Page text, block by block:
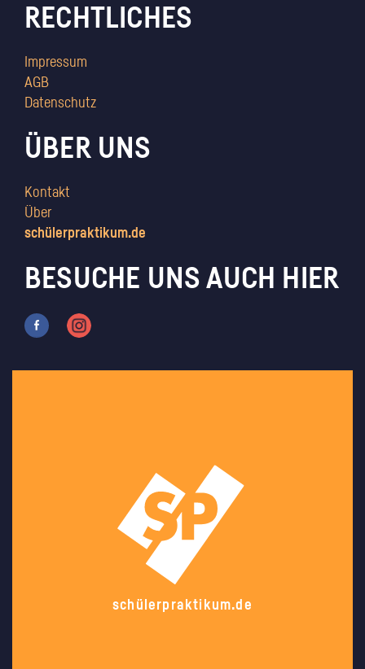
RECHTLICHES
Impressum
AGB
Datenschutz
ÜBER UNS
Kontakt
Über
schülerpraktikum.de
BESUCHE UNS AUCH HIER
schülerpraktikum.de